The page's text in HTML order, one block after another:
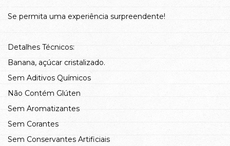
Se permita uma experiência surpreendente!
Detalhes Técnicos:
Banana, açúcar cristalizado.
Sem Aditivos Químicos
Não Contém Glúten
Sem Aromatizantes
Sem Corantes
Sem Conservantes Artificiais